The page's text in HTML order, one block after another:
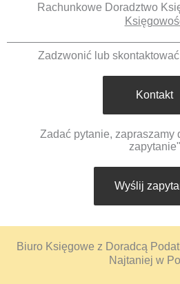
Rachunkowe Doradztwo
Zadzwonić lub
Kontakt
Zadać pytanie, zapraszamy
zapytanie"
Wyślij
Biuro Księgowe z Doradcą
Najtaniej w